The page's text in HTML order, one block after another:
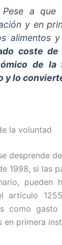
Pese a que
y en
alimentos
coste
de la
y lo
la voluntad
desprende
1998, si las
pueden
artículo
como
en primera